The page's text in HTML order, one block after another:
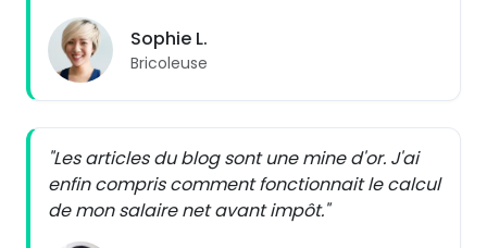
Sophie L.
Bricoleuse
"Les articles du blog sont une mine d'or. J'ai
enfin compris comment fonctionnait le calcul
de mon salaire net avant impôt."